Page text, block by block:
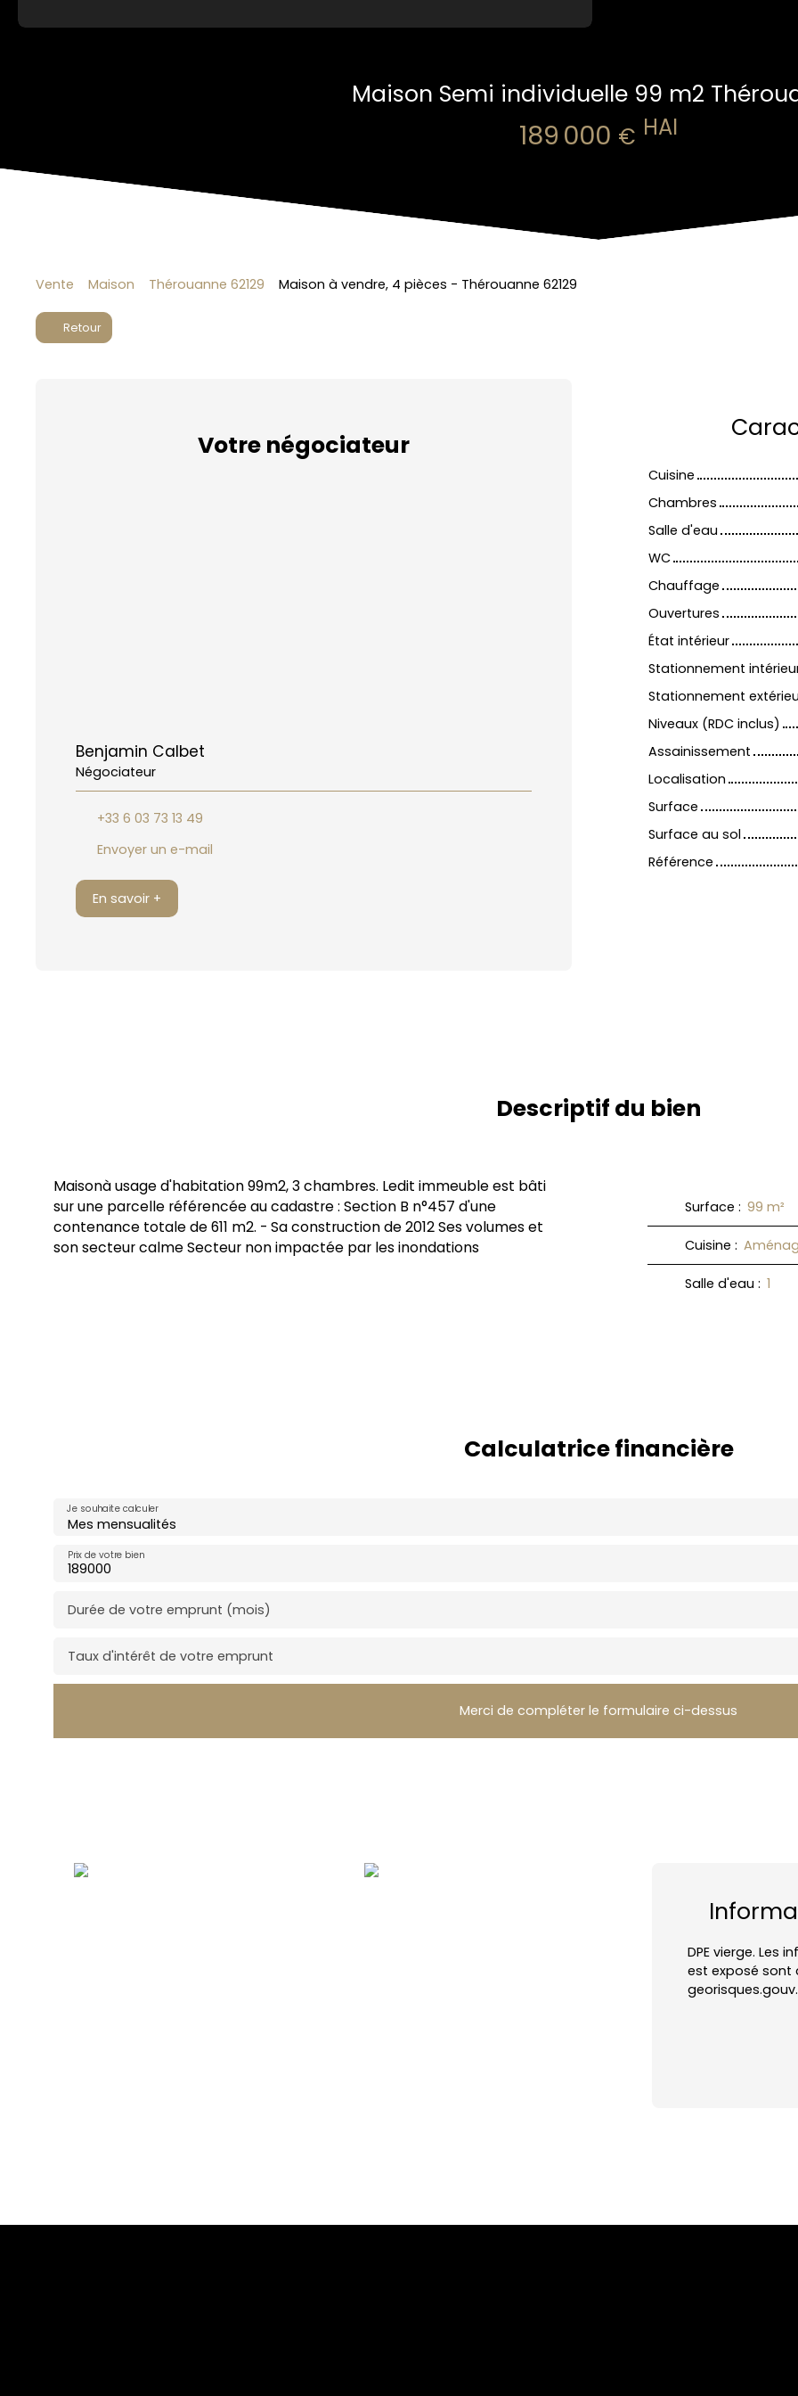
Maison Semi individuelle 99 m2
189 000 € HAI
Vente Maison Thérouanne 62129 Maison à vendre, 4 pièces - Thérouanne 62129
Retour
Votre négociateur
Benjamin Calbet
Négociateur
+33 6 03 73 13 49
Envoyer un e-mail
En savoir +
Cuisine
Chambres
Salle d'eau
WC
Chauffage
Ouvertures
État intérieur
Stationnement
Stationnement
Niveaux (RDC inclus)
Assainissement
Localisation
Surface
Surface au sol
Référence
Descriptif du bien
Maisonà usage d'habitation 99m2, 3 chambres. Ledit immeuble est bâti
sur une parcelle référencée au cadastre : Section B n°457 d'une
contenance totale de 611 m2. - Sa construction de 2012 Ses volumes et
son secteur calme Secteur non impactée par les inondations
Surface : 99 m²
Cuisine :
Salle d'eau : 1
Calculatrice financière
Mes mensualités
Je souhaite calculer
Prix de votre bien
Durée de votre emprunt (mois)
Taux d'intérêt de votre emprunt
Merci de compléter le formulaire ci-dessus
DPE vierge. Les
est exposé sont